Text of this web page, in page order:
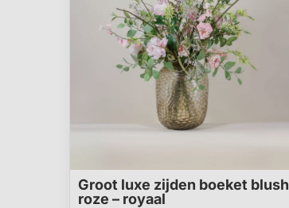
Groot luxe zijden boeket blush
roze – royaal